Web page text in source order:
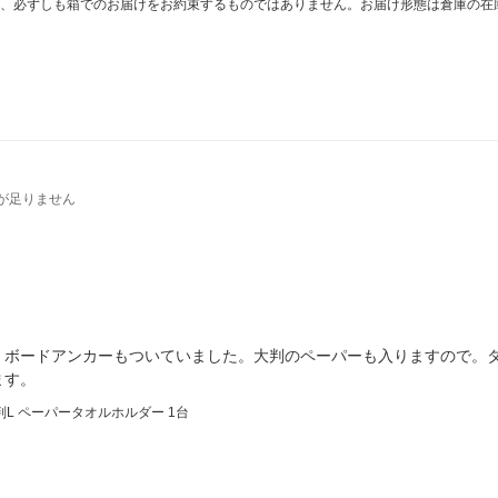
必ずしも箱でのお届けをお約束するものではありません。お届け形態は倉庫の
足りません
ードアンカーもついていました。大判のペーパーも入りますので。
。
ペーパータオルホルダー 1台